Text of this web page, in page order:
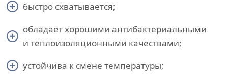
быстро схватывается;
обладает хорошими антибактериальными
и теплоизоляционными качествами;
устойчива к смене температуры;